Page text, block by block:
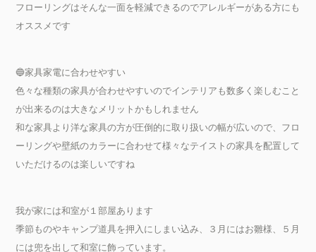
フローリングはそんな一面を軽減できるのでアレルギーがある方にも
オススメです
🔵家具家電に合わせやすい
色々な種類の家具が合わせやすいのでインテリアも数多く楽しむこと
が出来るのは大きなメリットかもしれません
和な家具より洋な家具の方が圧倒的に取り扱いの幅が広いので、フロ
ーリングや壁紙のカラーに合わせて様々なテイストの家具を配置して
いただけるのは楽しいですね
我が家には和室が１部屋あります
季節ものやキャンプ道具を押入にしまい込み、３月にはお雛様、５月
には兜を出して和室に飾っています。